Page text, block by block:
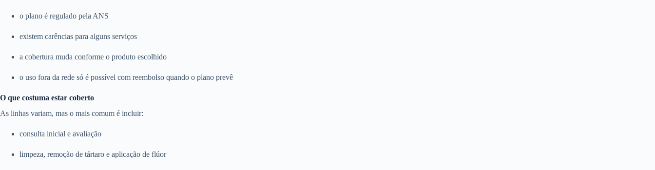
o plano é regulado pela ANS
existem carências para alguns serviços
a cobertura muda conforme o produto escolhido
o uso fora da rede só é possível com reembolso quando o plano prevê
O que costuma estar coberto
As linhas variam, mas o mais comum é incluir:
consulta inicial e avaliação
limpeza, remoção de tártaro e aplicação de flúor